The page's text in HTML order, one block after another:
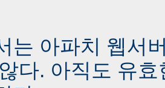
는 아파치 웹서
다. 아직도 유